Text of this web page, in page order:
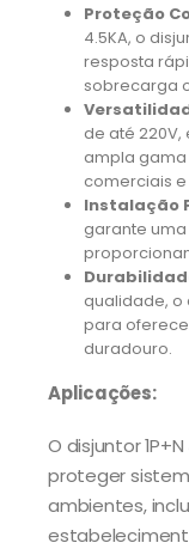
Proteção
4.5KA, o
resposta
sobrecarga
de até
ampla
comerciais e
Instalação
garante
qualidade, o
para
duradouro.
Aplicações:
O disjuntor
proteger
ambientes,